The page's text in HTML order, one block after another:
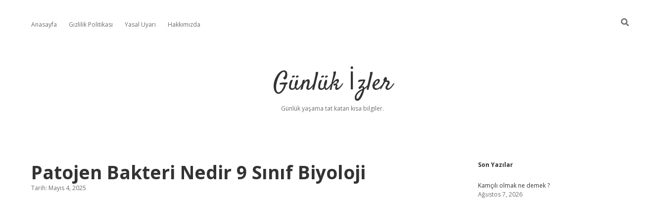
Anasayfa Gizlilik Politikası Yasal Uyarı Hakkımızda
Günlük İzler
Günlük yaşama tat katan kısa bilgiler.
Patojen Bakteri Nedir 9 Sınıf Biyoloji
Tarih: Mayıs 4, 2025
Sidebar
Son Yazılar
Kamçılı olmak ne demek ?
Ağustos 7, 2026